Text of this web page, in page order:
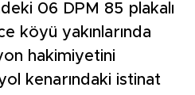
06 DPM 85 plakalı
köyü yakınlarında
hakimiyetini
kenarındaki istinat